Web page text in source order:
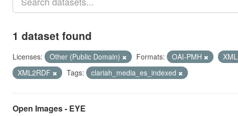
1 dataset found
Licenses: Other (Public Domain) Formats: OAI-PMH
XML
XML2RDF
Tags: clariah_media_es_indexed
Open Images - EYE